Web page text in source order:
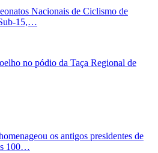
Nacionais de Ciclismo de
15,…
no pódio da Taça Regional de
os antigos presidentes de
100…